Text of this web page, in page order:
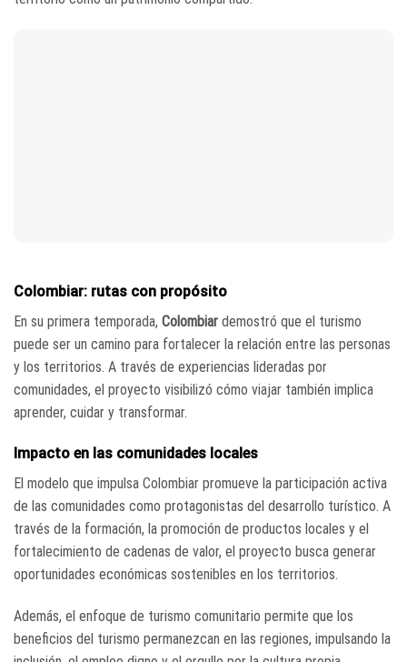
Colombiar: rutas con propósito
En su primera temporada, Colombiar demostró que el turismo
puede ser un camino para fortalecer la relación entre las personas
y los territorios. A través de experiencias lideradas por
comunidades, el proyecto visibilizó cómo viajar también implica
aprender, cuidar y transformar.
Impacto en las comunidades locales
El modelo que impulsa Colombiar promueve la participación activa
de las comunidades como protagonistas del desarrollo turístico. A
través de la formación, la promoción de productos locales y el
fortalecimiento de cadenas de valor, el proyecto busca generar
oportunidades económicas sostenibles en los territorios.
Además, el enfoque de turismo comunitario permite que los
beneficios del turismo permanezcan en las regiones, impulsando la